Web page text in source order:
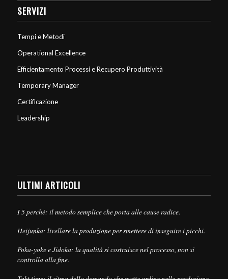
SERVIZI
Tempi e Metodi
Operational Excellence
Efficientamento Processi e Recupero Produttività
Temporary Manager
Certificazione
Leadership
ULTIMI ARTICOLI
I 5 perché: il metodo semplice che porta alle cause radice.
Heijunka: livellare la produzione per smettere di inseguire i picchi.
Poka-yoke e Jidoka: la qualità si costruisce nel processo, non si
controlla alla fine.